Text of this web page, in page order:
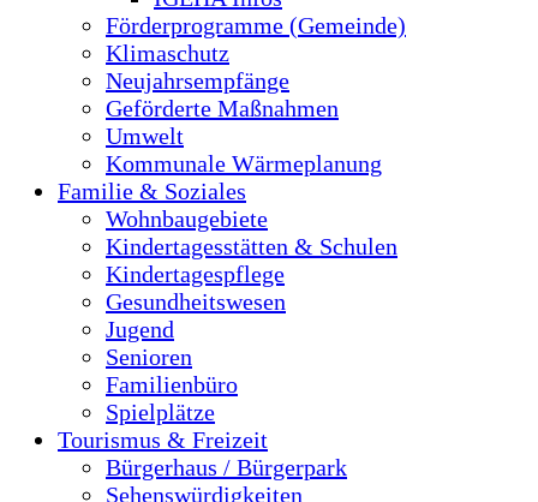
Förderprogramme (Gemeinde)
Klimaschutz
Neujahrsempfänge
Geförderte Maßnahmen
Umwelt
Kommunale Wärmeplanung
Familie & Soziales
Wohnbaugebiete
Kindertagesstätten & Schulen
Kindertagespflege
Gesundheitswesen
Jugend
Senioren
Familienbüro
Spielplätze
Tourismus & Freizeit
Bürgerhaus / Bürgerpark
Sehenswürdigkeiten